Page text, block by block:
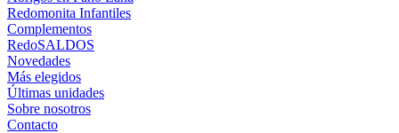
Redomonita Infantiles
Complementos
RedoSALDOS
Novedades
Más elegidos
Últimas unidades
Sobre nosotros
Contacto